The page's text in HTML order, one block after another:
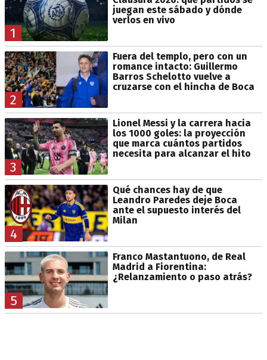
1
juegan este sábado y dónde
verlos en vivo
2
Fuera del templo, pero con un
romance intacto: Guillermo
Barros Schelotto vuelve a
cruzarse con el hincha de Boca
3
Lionel Messi y la carrera hacia
los 1000 goles: la proyección
que marca cuántos partidos
necesita para alcanzar el hito
4
Qué chances hay de que
Leandro Paredes deje Boca
ante el supuesto interés del
Milan
5
Franco Mastantuono, de Real
Madrid a Fiorentina:
¿Relanzamiento o paso atrás?